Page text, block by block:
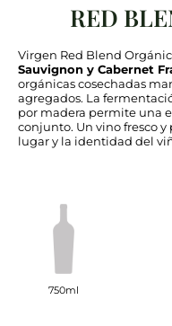
RED
Virgen Red Blend
Sauvignon y Cabernet
orgánicas cosechadas
agregados. La
por madera permite una
conjunto. Un vino fresco
lugar y la identidad del
750ml